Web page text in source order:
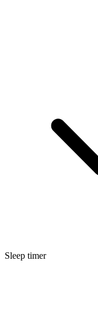
Sleep timer